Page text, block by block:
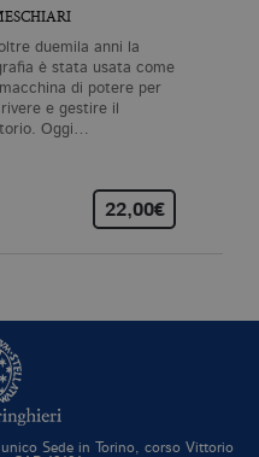
duemila anni la
è stata usata come
di potere per
e gestire il
Oggi…
22,00€
Sede in Torino, corso Vittorio
come l'accesso
dell'account. Il
utilizzato
Col rispetto
dal Garante, i
ai